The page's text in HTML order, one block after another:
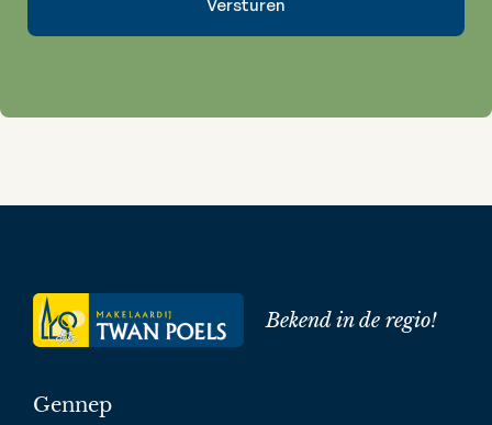
Bekend in de regio!
Gennep